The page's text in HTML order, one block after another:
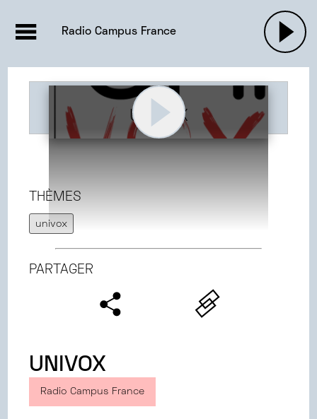
ACTUALITÉS
EMISSIONS |
PODCASTS
Radio Campus France
UNIVOX
THÈMES
univox
PARTAGER
UNIVOX
Radio Campus France